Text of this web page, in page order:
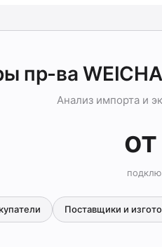
пр-ва
Анализ импорта и
Поставщики и